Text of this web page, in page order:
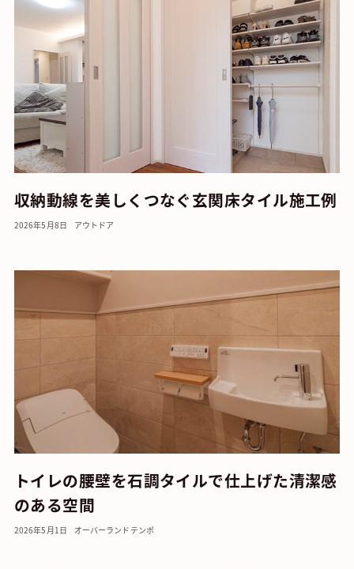
収納動線を美しくつなぐ玄関床タイル施工例
2026年5月8日 アウトドア
トイレの腰壁を石調タイルで仕上げた清潔感
のある空間
2026年5月1日 オーバーランド テンポ